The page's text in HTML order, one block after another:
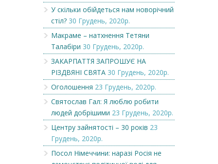
У скільки обійдеться нам новорічний
стіл? 30 Грудень, 2020р.
Макраме – натхнення Тетяни
Талабіри 30 Грудень, 2020р.
ЗАКАРПАТТЯ ЗАПРОШУЄ НА
РІЗДВЯНІ СВЯТА 30 Грудень, 2020р.
Оголошення 23 Грудень, 2020р.
Святослав Гал: Я люблю робити
людей добрішими 23 Грудень, 2020р.
Центру зайнятості – 30 років 23
Грудень, 2020р.
Посол Німеччини: наразі Росія не